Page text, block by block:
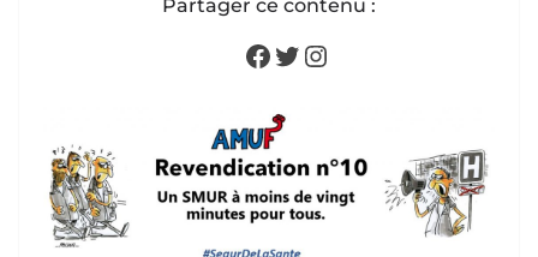
Partager ce contenu :
Facebook
Twitter
Instagram